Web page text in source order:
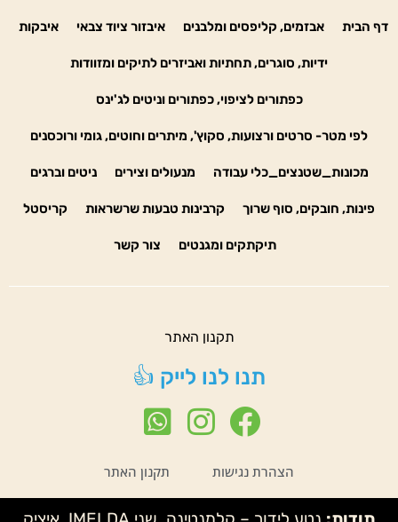
דף הבית אבזמים, קליפסים ומלבנים איבזור ציוד צבאי איבקות
ידיות, סוגרים, תחתיות ואביזרים לתיקים ומזוודות
כפתורים לציפוי, כפתורים וניטים לג'ינס
לפי מטר- סרטים ורצועות, סקוץ', מיתרים וחוטים, גומי ורוכסנים
מכונות_שטנצים_כלי עבודה מנעולים וצירים ניטים וברגים
פינות, חובקים, סוף שרוך קרבינות טבעות שרשראות קריסטל
תיקתקים ומגנטים צור קשר
תקנון האתר
תנו לנו לייק 👍
הצהרת נגישות תקנון האתר